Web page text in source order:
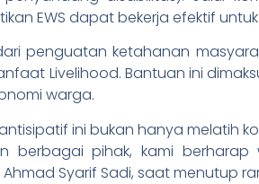
EWS dapat bekerja efektif
penguatan ketahanan
Livelihood. Bantuan ini
warga.
antisipatif ini bukan hanya melatih
berbagai pihak, kami
Ahmad Syarif Sadi, saat menutup